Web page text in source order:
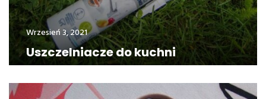
Wrzesień 3, 2021
Uszczelniacze do kuchni